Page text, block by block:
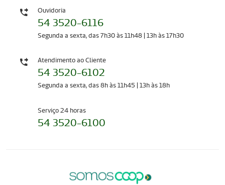
Ouvidoria
54 3520-6116
Segunda a sexta, das 7h30 às 11h48 | 13h às 17h30
Atendimento ao Cliente
54 3520-6102
Segunda a sexta, das 8h às 11h45 | 13h às 18h
Serviço 24 horas
54 3520-6100